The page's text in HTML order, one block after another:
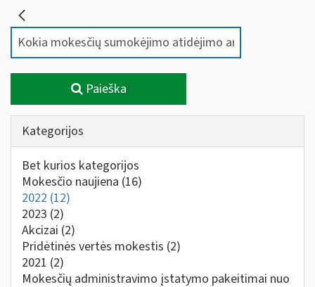
Paieška
Kategorijos
Bet kurios kategorijos
Mokesčio naujiena (16)
2022 (12)
2023 (2)
Akcizai (2)
Pridėtinės vertės mokestis (2)
2021 (2)
Mokesčių administravimo įstatymo pakeitimai nuo